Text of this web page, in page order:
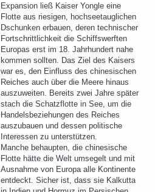
Expansion ließ Kaiser Yongle eine
Flotte aus riesigen, hochseetauglichen
Dschunken erbauen, deren technischer
Fortschrittlichkeit die Schiffswerften
Europas erst im 18. Jahrhundert nahe
kommen sollten. Das Ziel des Kaisers
war es, den Einfluss des chinesischen
Reiches auch über die Meere hinaus
auszuweiten. Bereits zwei Jahre später
stach die Schatzflotte in See, um die
Handelsbeziehungen des Reiches
auszubauen und dessen politische
Interessen zu unterstützen.
Manche behaupten, die chinesische
Flotte hätte die Welt umsegelt und mit
Ausnahme von Europa alle Kontinente
entdeckt. Sicher ist, dass sie Kalkutta